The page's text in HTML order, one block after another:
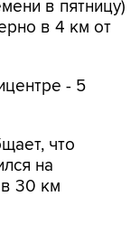
в пятницу)
в 4 км от
- 5
что
на
30 км